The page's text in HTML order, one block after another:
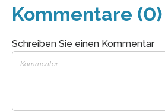
Kommentare (0)
Schreiben Sie einen Kommentar